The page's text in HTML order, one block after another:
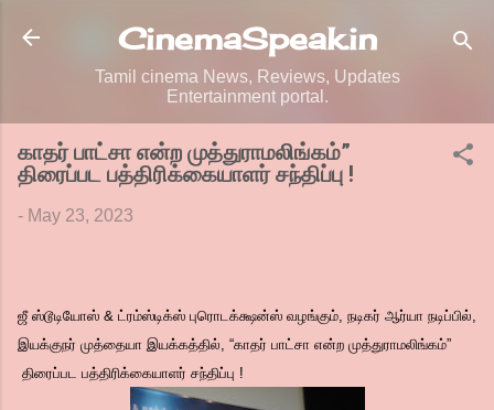
Skip to main content
CinemaSpeak.in
Tamil cinema News, Reviews, Updates
Entertainment portal.
காதர் பாட்சா என்ற முத்துராமலிங்கம்”
திரைப்பட பத்திரிக்கையாளர் சந்திப்பு !
- May 23, 2023
ஜீ ஸ்டூடியோஸ் & ட்ரம்ஸ்டிக்ஸ் புரொடக்க்ஷன்ஸ் வழங்கும், நடிகர் ஆர்யா நடிப்பில்,
இயக்குநர் முத்தையா இயக்கத்தில், “காதர் பாட்சா என்ற முத்துராமலிங்கம்”
திரைப்பட பத்திரிக்கையாளர் சந்திப்பு !